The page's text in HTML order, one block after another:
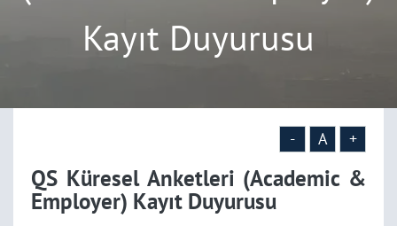
Kayıt Duyurusu
- A +
QS Küresel Anketleri (Academic &
Employer) Kayıt Duyurusu